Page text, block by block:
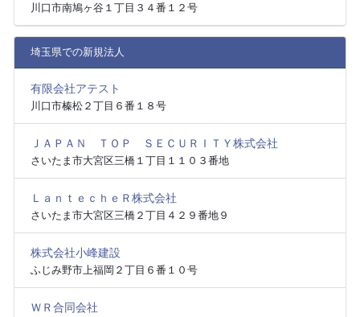
川口市南鳩ヶ谷１丁目３４番１２号
埼玉県での新規法人
有限会社アテスト
川口市榛松２丁目６番１８号
ＪＡＰＡＮ ＴＯＰ ＳＥＣＵＲＩＴＹ株式会社
さいたま市大宮区三橋１丁目１１０３番地
ＬａｎｔｅｃｈｅＲ株式会社
さいたま市大宮区三橋２丁目４２９番地９
株式会社小峰建設
ふじみ野市上福岡２丁目６番１０号
ＷＲ合同会社